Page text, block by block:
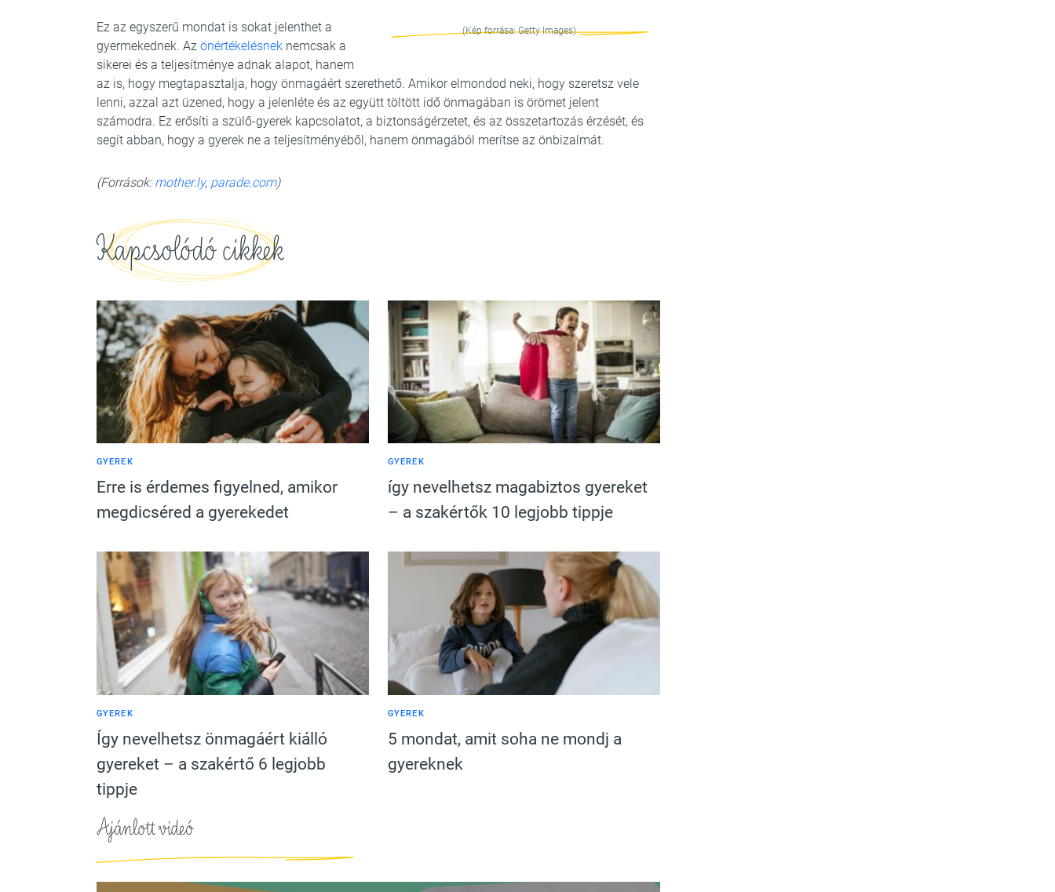
(Kép forrása: Getty Images)
Ez az egyszerű mondat is sokat jelenthet a
gyermekednek. Az önértékelésnek nemcsak a
sikerei és a teljesítménye adnak alapot, hanem
az is, hogy megtapasztalja, hogy önmagáért szerethető. Amikor elmondod neki, hogy szeretsz vele
lenni, azzal azt üzened, hogy a jelenléte és az együtt töltött idő önmagában is örömet jelent
számodra. Ez erősíti a szülő-gyerek kapcsolatot, a biztonságérzetet, és az összetartozás érzését, és
segít abban, hogy a gyerek ne a teljesítményéből, hanem önmagából merítse az önbizalmát.
(Források:mother.ly, parade.com)
Kapcsolódó cikkek
GYEREK
Erre is érdemes figyelned, amikor
megdicséred a gyerekedet
GYEREK
így nevelhetsz magabiztos gyereket
– a szakértők 10 legjobb tippje
GYEREK
Így nevelhetsz önmagáért kiálló
gyereket – a szakértő 6 legjobb
tippje
GYEREK
5 mondat, amit soha ne mondj a
gyereknek
Ajánlott videó